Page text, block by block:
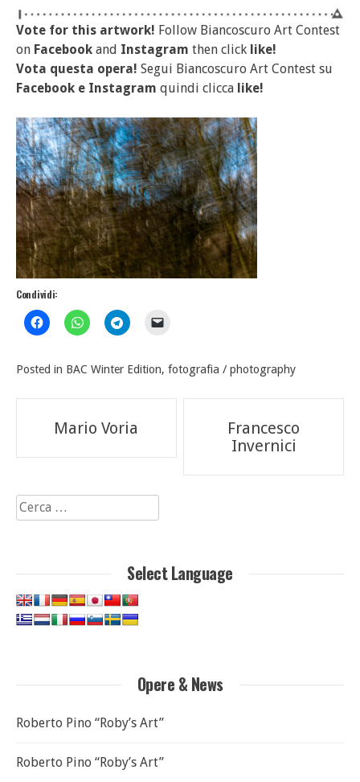
Vote for this artwork! Follow Biancoscuro Art Contest
on Facebook and Instagram then click like!
Vota questa opera! Segui Biancoscuro Art Contest su
Facebook e Instagram quindi clicca like!
Condividi:
Posted in BAC Winter Edition, fotografia / photography
Navigazione
articoli
Mario Voria
Francesco
Invernici
Ricerca
per:
Select Language
Opere & News
Roberto Pino “Roby’s Art”
Roberto Pino “Roby’s Art”